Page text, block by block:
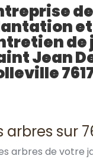
de
et
de
Jean
sur
arbres de votre